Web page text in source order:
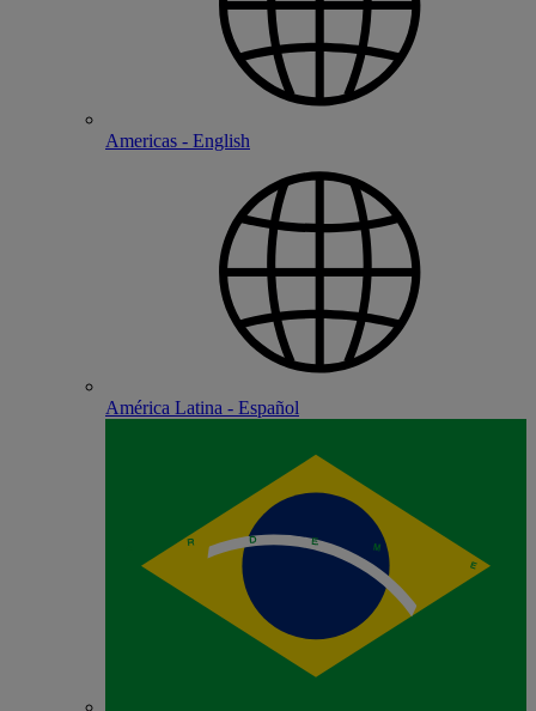
Americas - English
América Latina - Español